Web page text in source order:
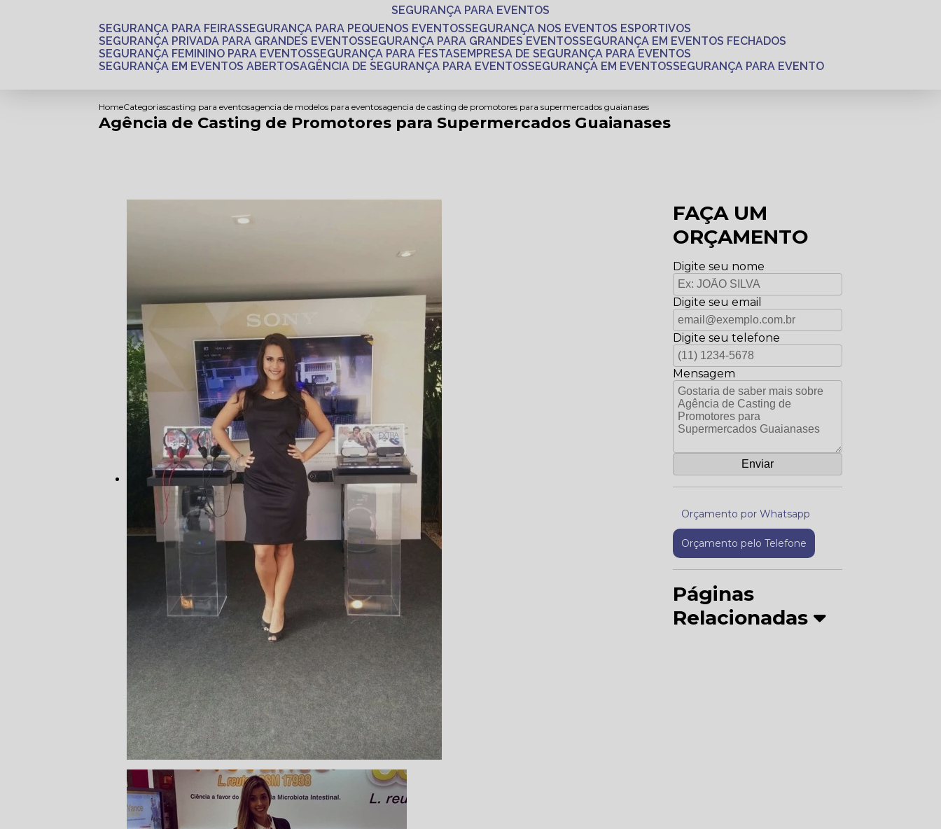
SEGURANÇA PARA EVENTOS
SEGURANÇA PARA FEIRAS SEGURANÇA PARA PEQUENOS EVENTOS SEGURANÇA NOS EVENTOS ESPORTIVOS
SEGURANÇA PRIVADA PARA GRANDES EVENTOS SEGURANÇA PARA GRANDES EVENTOS SEGURANÇA EM EVENTOS FECHADOS
SEGURANÇA FEMININO PARA EVENTOS SEGURANÇA PARA FESTAS
EMPRESA DE SEGURANÇA PARA EVENTOS
SEGURANÇA EM EVENTOS ABERTOS
AGÊNCIA DE SEGURANÇA PARA EVENTOS SEGURANÇA EM EVENTOS SEGURANÇA PARA EVENTO
HomeCategoriascasting para eventosagencia de modelos para eventosagencia de casting de promotores para supermercados guaianases
Agência de Casting de Promotores para Supermercados Guaianases
FAÇA UM
ORÇAMENTO
Digite seu nome
Digite seu email
Digite seu telefone
Mensagem
Orçamento por Whatsapp
Orçamento pelo Telefone
Páginas
Relacionadas